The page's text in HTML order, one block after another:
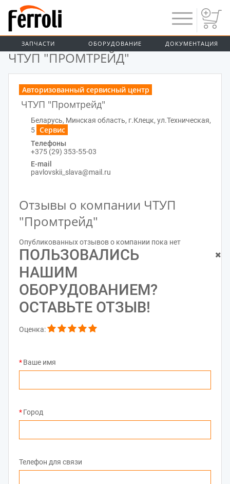
ЗАПЧАСТИ ОБОРУДОВАНИЕ ДОКУМЕНТАЦИЯ
ГЛАВНАЯ
ЧТУП "ПРОМТРЕЙД"
Авторизованный сервисный центр
ЧТУП "Промтрейд"
Беларусь, Минская область, г.Клецк, ул.Техническая,
5 Сервис
Телефоны
+375 (29) 353-55-03
E-mail
pavlovskii_slava@mail.ru
Отзывы о компании ЧТУП
"Промтрейд"
Опубликованных отзывов о компании пока нет
ПОЛЬЗОВАЛИСЬ
НАШИМ
ОБОРУДОВАНИЕМ?
ОСТАВЬТЕ ОТЗЫВ!
Оценка:
Ваше имя
Город
Телефон для связи